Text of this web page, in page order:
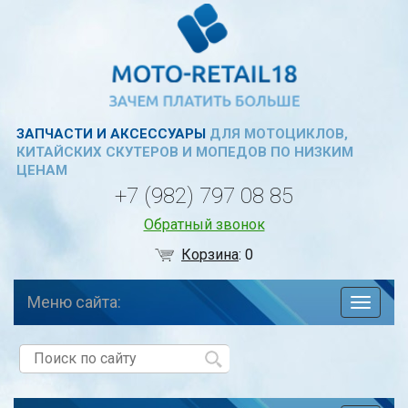
ЗАПЧАСТИ И АКСЕССУАРЫДЛЯ МОТОЦИКЛОВ,
КИТАЙСКИХ СКУТЕРОВ И МОПЕДОВ ПО НИЗКИМ
ЦЕНАМ
+7 (982) 797 08 85
Обратный звонок
Корзина:0
по
Меню сайта: